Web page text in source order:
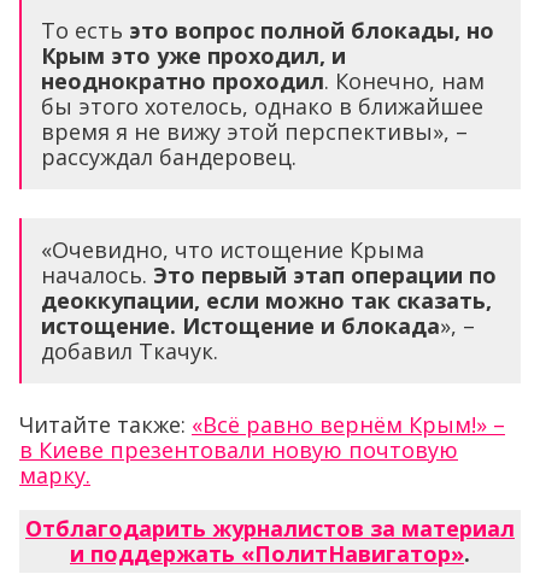
То есть это вопрос полной блокады, но
Крым это уже проходил, и
неоднократно проходил. Конечно, нам
бы этого хотелось, однако в ближайшее
время я не вижу этой перспективы», –
рассуждал бандеровец.
«Очевидно, что истощение Крыма
началось. Это первый этап операции по
деоккупации, если можно так сказать,
истощение. Истощение и блокада», –
добавил Ткачук.
Читайте также: «Всё равно вернём Крым!» –
в Киеве презентовали новую почтовую
марку.
Отблагодарить журналистов за материал
и поддержать «ПолитНавигатор».